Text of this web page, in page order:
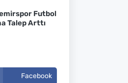
Futbol
Talep Arttı
Facebook